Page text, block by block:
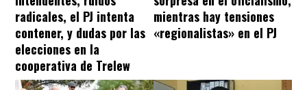
radicales, el PJ intenta
contener, y dudas por las
elecciones en la
cooperativa de Trelew
mientras hay tensiones
«regionalistas» en el PJ